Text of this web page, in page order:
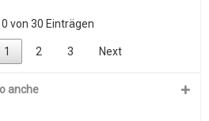
von 30 Einträgen
1 2 3 Next
anche